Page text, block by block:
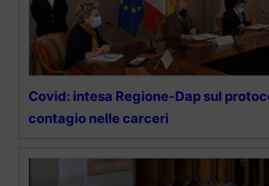
Covid: intesa Regione-Dap sul
contagio nelle carceri